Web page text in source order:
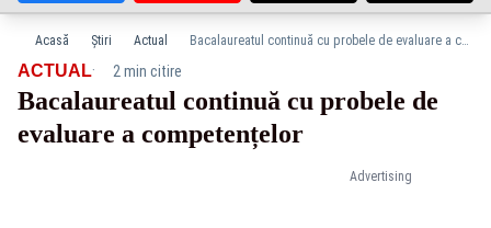
Acasă Știri Actual Bacalaureatul continuă cu probele de evaluare a competențelor
Advertising
ACTUAL· 2 min citire
Bacalaureatul continuă cu probele de
evaluare a competențelor